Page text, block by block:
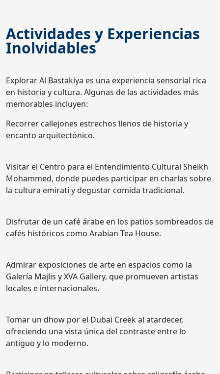
Actividades y Experiencias
Inolvidables
Explorar Al Bastakiya es una experiencia sensorial rica
en historia y cultura. Algunas de las actividades más
memorables incluyen:
Recorrer callejones estrechos llenos de historia y
encanto arquitectónico.
Visitar el Centro para el Entendimiento Cultural Sheikh
Mohammed, donde puedes participar en charlas sobre
la cultura emiratí y degustar comida tradicional.
Disfrutar de un café árabe en los patios sombreados de
cafés históricos como Arabian Tea House.
Admirar exposiciones de arte en espacios como la
Galería Majlis y XVA Gallery, que promueven artistas
locales e internacionales.
Tomar un dhow por el Dubai Creek al atardecer,
ofreciendo una vista única del contraste entre lo
antiguo y lo moderno.